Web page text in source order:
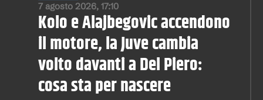
7 agosto 2026, 17:10
Kolo e Alajbegovic accendono
il motore, la Juve cambia
volto davanti a Del Piero:
cosa sta per nascere